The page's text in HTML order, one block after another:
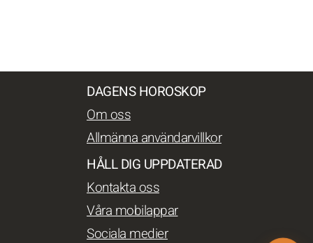
DAGENS HOROSKOP
Om oss
Allmänna användarvillkor
HÅLL DIG UPPDATERAD
Kontakta oss
Våra mobilappar
Sociala medier